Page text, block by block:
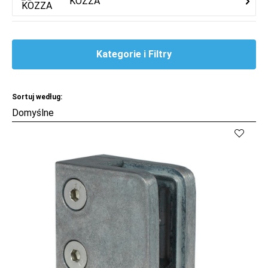
Kategorie i Filtry
Sortuj według:
Kup Porównaj